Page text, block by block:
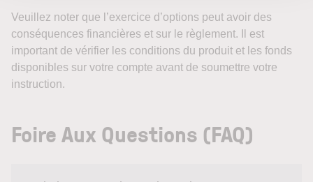
Veuillez noter que l’exercice d’options peut avoir des
conséquences financières et sur le règlement. Il est
important de vérifier les conditions du produit et les fonds
disponibles sur votre compte avant de soumettre votre
instruction.
Foire Aux Questions (FAQ)